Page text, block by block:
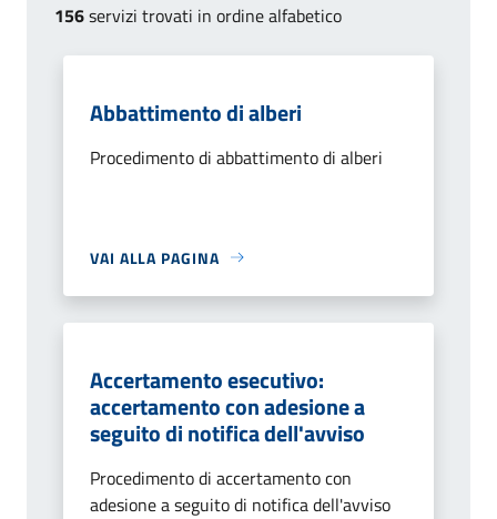
156servizi trovati in ordine alfabetico
Abbattimento di alberi
Procedimento di abbattimento di alberi
VAI ALLA PAGINA
Accertamento esecutivo:
accertamento con adesione a
seguito di notifica dell'avviso
Procedimento di accertamento con
adesione a seguito di notifica dell'avviso